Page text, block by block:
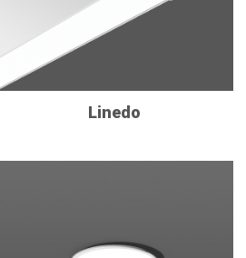
Linedo